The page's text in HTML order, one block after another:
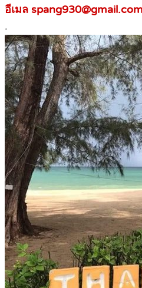
อีเมล spang930@gmail.com
.